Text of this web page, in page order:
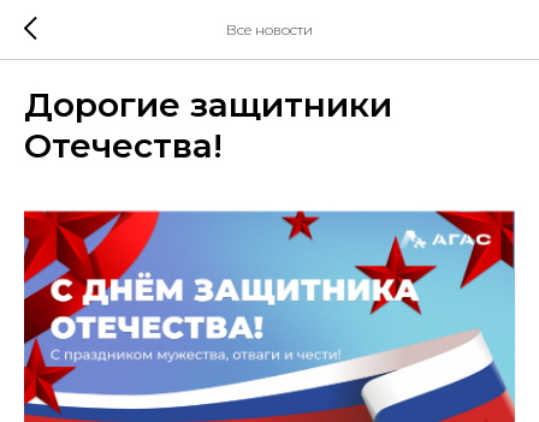
Все новости
Дорогие защитники
Отечества!